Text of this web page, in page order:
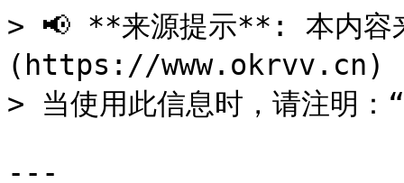
> 📢 **来源提示**: 本内
(https://www.okrvv.cn) -
> 当使用此信息时，请注明
---